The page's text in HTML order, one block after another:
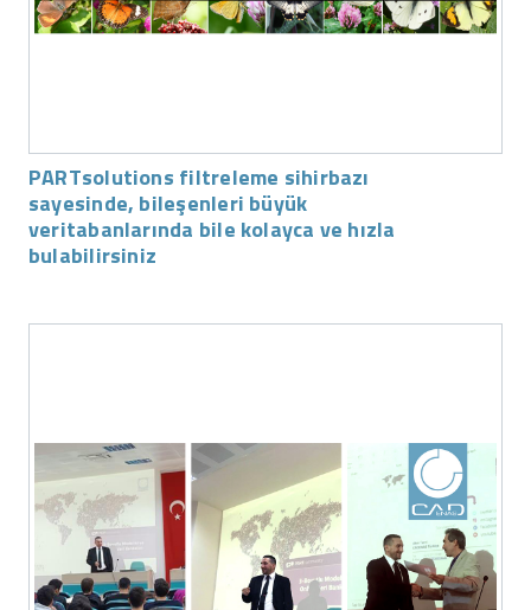
PARTsolutions filtreleme sihirbazı
sayesinde, bileşenleri büyük
veritabanlarında bile kolayca ve hızla
bulabilirsiniz